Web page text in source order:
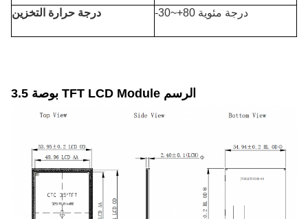
درجة حرارة التخزين -30~+80 درجة مئوية
3.5 بوصة TFT LCD Module الرسم